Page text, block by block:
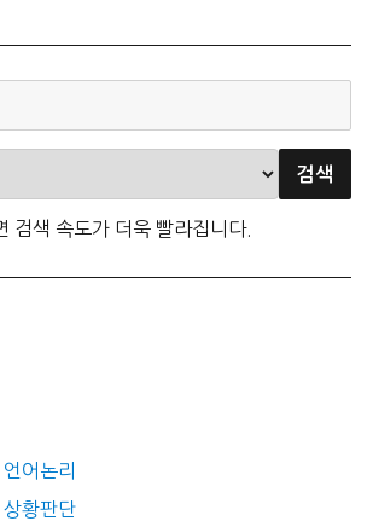
검색 속도가 더욱 빨라집니다.
어논리
황판단